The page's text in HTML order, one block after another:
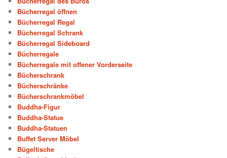
Bücherregal öffnen
Bücherregal Regal
Bücherregal Schrank
Bücherregal Sideboard
Bücherregale
Bücherregale mit offener Vorderseite
Bücherschrank
Bücherschränke
Bücherschrankmöbel
Buddha-Figur
Buddha-Statue
Buddha-Statuen
Buffet Server Möbel
Bügeltische